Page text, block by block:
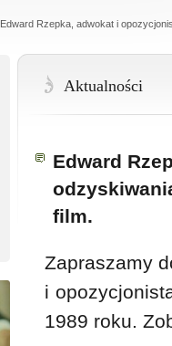
Edward Rzepka, adwokat i
Aktualności
Edward
film.
Zapraszamy
i
1989 roku.